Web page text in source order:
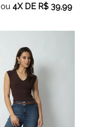
ou 4XDE R$ 39,99